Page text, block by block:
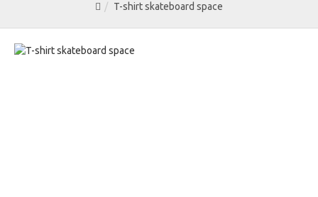
T-shirt skateboard space